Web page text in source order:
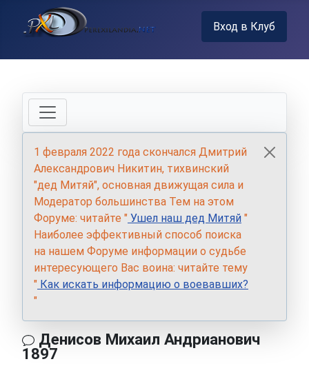
Вход в Клуб
1 февраля 2022 года скончался Дмитрий
Александрович Никитин, тихвинский
"дед Митяй", основная движущая сила и
Модератор большинства Тем на этом
Форуме: читайте " Ушел наш дед Митяй "
Наиболее эффективный способ поиска
на нашем Форуме информации о судьбе
интересующего Вас воина: читайте тему
" Как искать информацию о воевавших?
"
Денисов Михаил Андрианович
1897